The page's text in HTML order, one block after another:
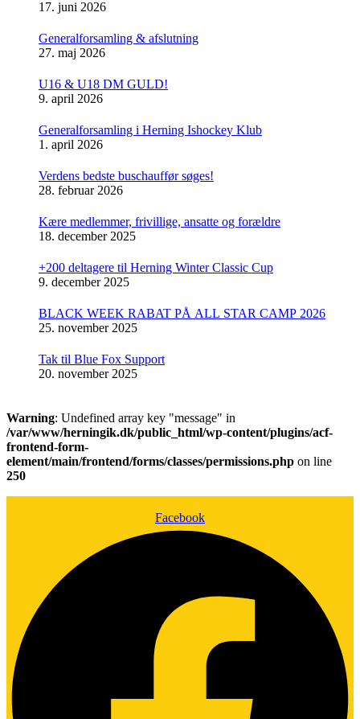
17. juni 2026
Generalforsamling & afslutning
27. maj 2026
U16 & U18 DM GULD!
9. april 2026
Generalforsamling i Herning Ishockey Klub
1. april 2026
Verdens bedste buschauffør søges!
28. februar 2026
Kære medlemmer, frivillige, ansatte og forældre
18. december 2025
+200 deltagere til Herning Winter Classic Cup
9. december 2025
BLACK WEEK RABAT PÅ ALL STAR CAMP 2026
25. november 2025
Tak til Blue Fox Support
20. november 2025
Warning: Undefined array key "message" in
/var/www/herningik.dk/public_html/wp-content/plugins/acf-
frontend-form-
element/main/frontend/forms/classes/permissions.php on line
250
Facebook